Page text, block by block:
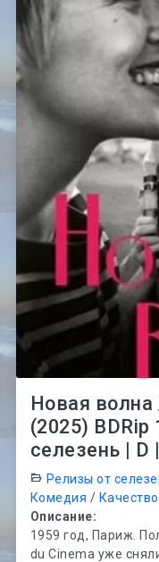
Новая волна
(2025) BDRip
селезень | D
Релизы от
Комедия / Качество
Описание:
1959 год, Париж.
du Cinema уже